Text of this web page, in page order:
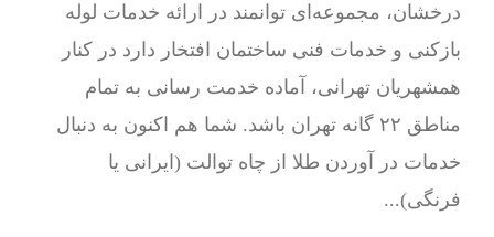
درخشان، مجموعه‌ای توانمند در ارائه خدمات لوله
بازکنی و خدمات فنی ساختمان افتخار دارد در کنار
همشهریان تهرانی، آماده خدمت رسانی به تمام
مناطق ۲۲ گانه تهران باشد. شما هم اکنون به دنبال
خدمات در آوردن طلا از چاه توالت (ایرانی یا
فرنگی)...